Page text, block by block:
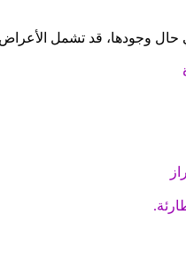
وجودها، قد تشمل